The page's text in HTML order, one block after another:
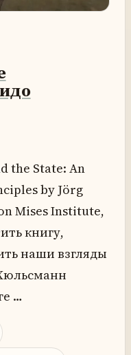
the State: An
by Jörg
Mises Institute,
книгу,
наши взгляды
…